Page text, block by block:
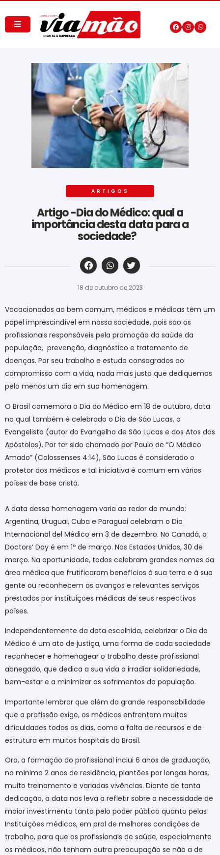
ARTIGOS
Artigo -Dia do Médico: qual a
importância desta data para a
sociedade?
‎ ‎ ‎ ‎ ‎ ‎ ‎ ‎ ‎ ‎ ‎ ‎ ‎ ‎ ‎ ‎ ‎ ‎ ‎ ‎ ‎ ‎ ‎ ‎ ‎ ‎ ‎ ‎ ‎ ‎ ‎
18 de outubro de 2023
Vocacionados ao bem comum, médicos e médicas têm um
papel imprescindível em nossa sociedade, pois são os
profissionais responsáveis pela promoção da saúde da
população, prevenção, diagnóstico e tratamento de
doenças. Por seu trabalho e estudo consagrados ao
compromisso com a vida, nada mais justo que dediquemos
pelo menos um dia em sua homenagem.
O Brasil comemora o Dia do Médico em 18 de outubro, data
na qual também é celebrado o Dia de São Lucas, o
Evangelista (autor do Evangelho de São Lucas e dos Atos dos
Apóstolos). Por ter sido chamado por Paulo de “O Médico
Amado” (Colossenses 4:14), São Lucas é considerado o
protetor dos médicos e tal iniciativa é comum em vários
países de base cristã.
A data dessa homenagem varia ao redor do mundo:
Argentina, Uruguai, Cuba e Paraguai celebram o Dia
Internacional del Médico em 3 de dezembro. No Canadá, o
Doctors’ Day é em 1º de março. Nos Estados Unidos, 30 de
março. Na oportunidade, todos celebram grandes nomes da
área médica que frutificaram benefícios à sua terra e à sua
gente ou reconhecem os avanços e relevantes serviços
prestados por instituições médicas de seus respectivos
países.
Independentemente da data escolhida, celebrizar o Dia do
Médico é um ato de justiça, uma forma de cada sociedade
reconhecer e homenagear o trabalho desse profissional
abnegado, que dedica a sua vida a irradiar solidariedade,
bem-estar e a minimizar os sofrimentos da população.
Importante lembrar que além da grande responsabilidade
que a profissão exige, os médicos enfrentam muitas
dificuldades todos os dias, como a falta de recursos e de
estrutura em muitos hospitais do Brasil.
Ora, a formação do profissional inclui 6 anos de graduação,
no mínimo 2 anos de residência, plantões por longas horas,
muito treinamento e variadas vivências. Diante de tanta
dedicação, a data nos leva a refletir sobre a necessidade de
maior investimento tanto pelo poder público quanto pelas
Instituições médicas, em prol de melhores condições de
trabalho, para que os profissionais de saúde, especialmente
os médicos, não tenham outra preocupação se não a de